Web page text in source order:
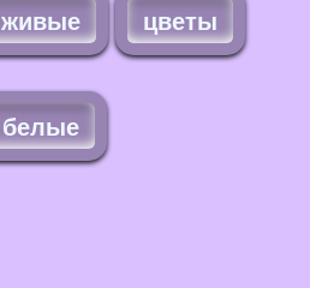
живые цветы
белые